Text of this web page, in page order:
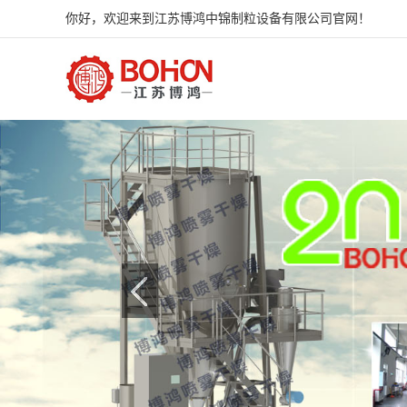
你好，欢迎来到江苏博鸿中锦制粒设备有限公司官网！